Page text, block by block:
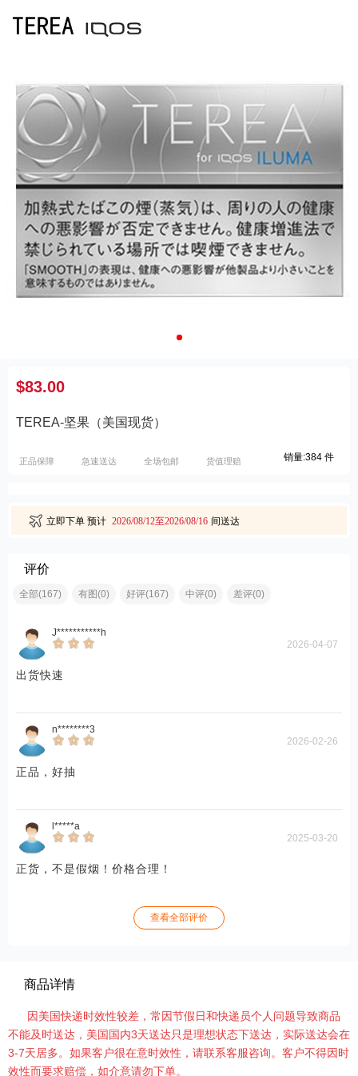

详
$83.00
TEREA-坚果（美国现货）
正品保障 急速送达 全场包邮 货值理赔 销量:384 件
立即下单 预计 2026/08/12至2026/08/16 间送达
评价
全部(167) 有图(0) 好评(167) 中评(0) 差评(0)
J***********h
2026-04-07
出货快速
n********3
2026-02-26
正品，好抽
l*****a
2025-03-20
正货，不是假烟！价格合理！
查看全部评价
商品详情
因美国快递时效性较差，常因节假日和快递员个人问题导致商品
不能及时送达，美国国内3天送达只是理想状态下送达，实际送达会在
3-7天居多。如果客户很在意时效性，请联系客服咨询。客户不得因时
效性而要求赔偿，如介意请勿下单。